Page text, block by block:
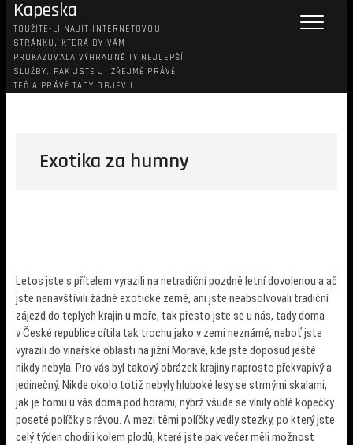
Kapeska
TOUŽÍTE-LI NAJÍT INTERNETOVOU
STRÁNKU, KTERÁ BY VÁM
PROKAZOVALA VÝHRADNĚ TY NEJLEPŠÍ
SLUŽBY, PAK JSTE JI ZŘEJMĚ PRÁVĚ
TEĎ A PRÁVĚ TADY OBJEVILI.
Exotika za humny
Letos jste s přítelem vyrazili na netradiční pozdně letní dovolenou a ač
jste nenavštívili žádné exotické země, ani jste neabsolvovali tradiční
zájezd do teplých krajin u moře, tak přesto jste se u nás, tady doma
v České republice cítila tak trochu jako v zemi neznámé, neboť jste
vyrazili do vinařské oblasti na jižní Moravě, kde jste doposud ještě
nikdy nebyla. Pro vás byl takový obrázek krajiny naprosto překvapivý a
jedinečný. Nikde okolo totiž nebyly hluboké lesy se strmými skalami,
jak je tomu u vás doma pod horami, nýbrž všude se vlnily oblé kopečky
poseté políčky s révou. A mezi těmi políčky vedly stezky, po který jste
celý týden chodili kolem plodů, které jste pak večer měli možnost